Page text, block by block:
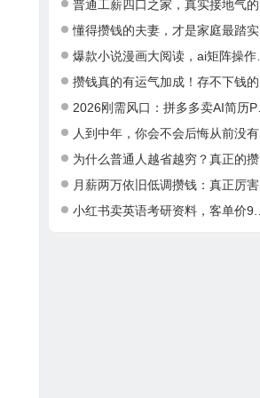
普通工薪四口之家，真实接地气的攒钱日常
懂得攒钱的夫妻，才是家庭最踏实的底气
爆款小说漫画大阅读，ai矩阵操作，当天可见收益，号称日入400+
攒钱真的有运气加成！存不下钱的人，大多栽在这一点
2026刚需风口：拼多多卖AI简历PPT，可矩阵放大，小白也能干，日入700+！
人到中年，你会不会后悔从前没有好好攒钱？
为什么普通人越省越穷？真正的攒钱逻辑很多人都搞错了
月薪两万依旧低调攒钱：真正厉害的成年人，从不乱消费
小红书卖英语考研资料，客单价9.9，250天卖了16w!